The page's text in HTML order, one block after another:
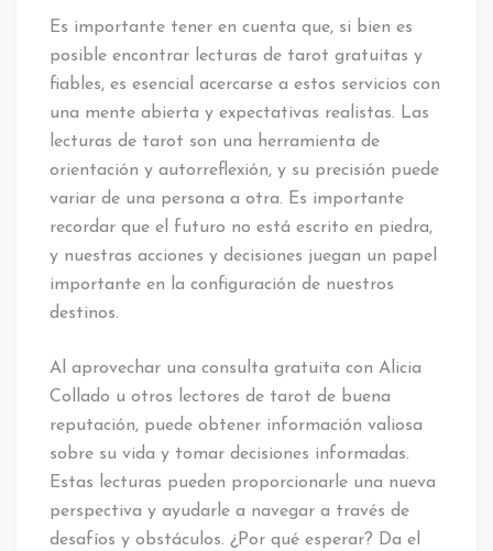
Es importante tener en cuenta que, si bien es
posible encontrar lecturas de tarot gratuitas y
fiables, es esencial acercarse a estos servicios con
una mente abierta y expectativas realistas. Las
lecturas de tarot son una herramienta de
orientación y autorreflexión, y su precisión puede
variar de una persona a otra. Es importante
recordar que el futuro no está escrito en piedra,
y nuestras acciones y decisiones juegan un papel
importante en la configuración de nuestros
destinos.
Al aprovechar una consulta gratuita con Alicia
Collado u otros lectores de tarot de buena
reputación, puede obtener información valiosa
sobre su vida y tomar decisiones informadas.
Estas lecturas pueden proporcionarle una nueva
perspectiva y ayudarle a navegar a través de
desafíos y obstáculos. ¿Por qué esperar? Da el